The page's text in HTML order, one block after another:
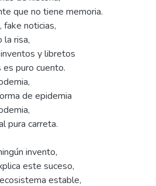
que no tiene memoria.
fake noticias,
la risa,
y libretos
es puro cuento.
de epidemia
pura carreta.
invento,
este suceso,
estable,